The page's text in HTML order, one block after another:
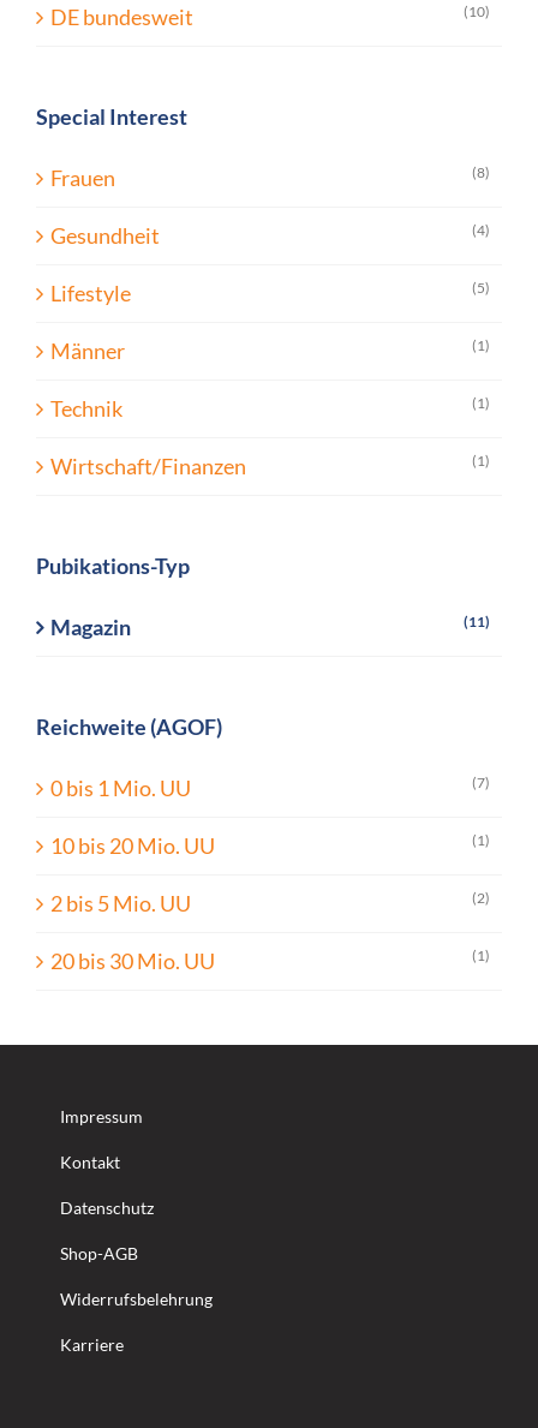
DE bundesweit (10)
Special Interest
Frauen (8)
Gesundheit (4)
Lifestyle (5)
Männer (1)
Technik (1)
Wirtschaft/Finanzen (1)
Pubikations-Typ
Magazin (11)
Reichweite (AGOF)
0 bis 1 Mio. UU (7)
10 bis 20 Mio. UU (1)
2 bis 5 Mio. UU (2)
20 bis 30 Mio. UU (1)
Impressum
Kontakt
Datenschutz
Shop-AGB
Widerrufsbelehrung
Karriere